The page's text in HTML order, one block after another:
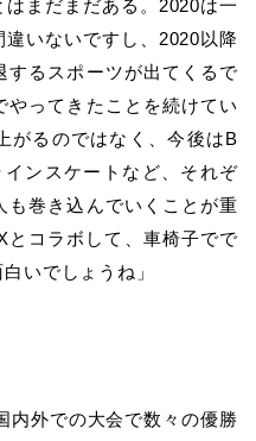
まだまだある。2020は一
いないですし、2020以降
するスポーツが出てくるで
やってきたことを続けてい
がるのではなく、今後はB
ンスケートなど、それぞ
も巻き込んでいくことが重
コラボして、車椅子でで
いでしょうね」
内外での大会で数々の優勝